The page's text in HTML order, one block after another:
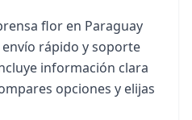
flor en Paraguay
rápido y soporte
información clara
opciones y elijas